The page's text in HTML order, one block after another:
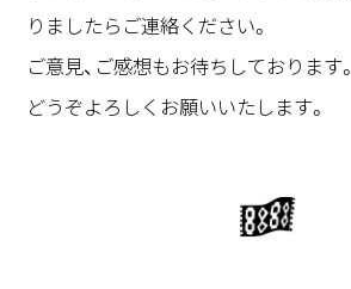
りましたらご連絡ください。
ご意見、ご感想もお待ちしております。
どうぞよろしくお願いいたします。